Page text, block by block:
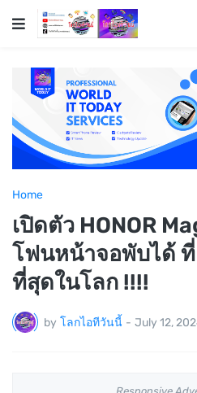
Home
เปิดตัว HONOR
โฟนหน้าจอพับได้ ที่
ที่สุดในโลก !!!!
by โลกไอทีวันนี้ - July 12,